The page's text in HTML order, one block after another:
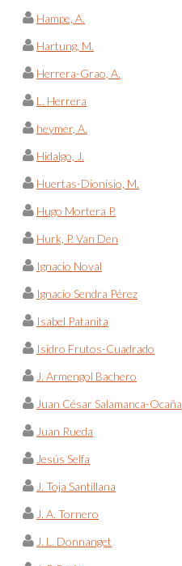
Hampe, A.
Hartung, M.
Herrera-Grao, A.
L. Herrera
heymer, A.
Hidalgo, J.
Huertas-Dionisio, M.
Hugo Mortera P.
Hurk, P. Van Den
Ignacio Noval
Ignacio Sendra Pérez
Isabel Patanita
Isidro Frutos-Cuadrado
J. Armengol Bachero
Juan César Salamanca-Ocaña
Juan Rueda
Jesús Selfa
J. Toja Santillana
J. A. Tornero
J. L. Donnanget